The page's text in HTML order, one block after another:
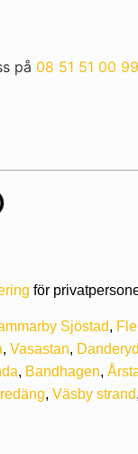
på 08 51 51 00 99
för
Sjöstad,
, Vasastan,
, Bandhagen,
, Väsby strand,